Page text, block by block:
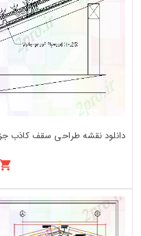
دانلود نقشه طراحی سقف کاذب